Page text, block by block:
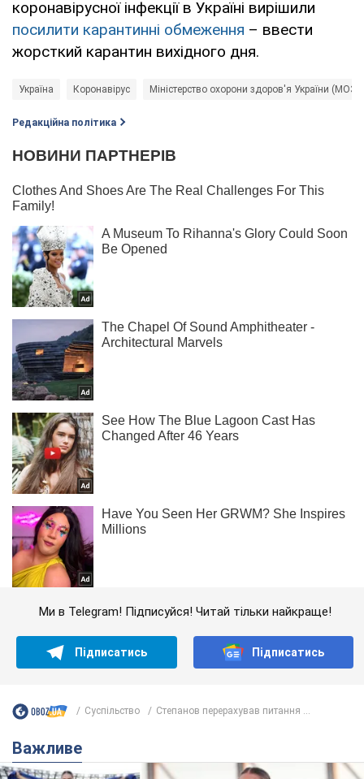
коронавірусної інфекції в Україні вирішили
посилити карантинні обмеження – ввести
жорсткий карантин вихідного дня.
Україна Коронавірус Міністерство охорони здоров'я України (МОЗ)
Редакційна політика
Ми в Telegram! Підписуйся! Читай тільки найкраще!
Підписатись Підписатись
Суспільство Степанов перерахував питання ...
Важливе